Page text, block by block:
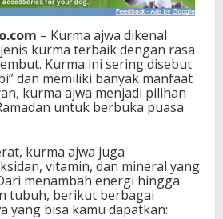
– Kurma ajwa dikenal
kurma terbaik dengan rasa
Kurma ini sering disebut
dan memiliki banyak manfaat
kurma ajwa menjadi pilihan
untuk berbuka puasa
kurma ajwa juga
vitamin, dan mineral yang
menambah energi hingga
tubuh, berikut berbagai
yang bisa kamu dapatkan: